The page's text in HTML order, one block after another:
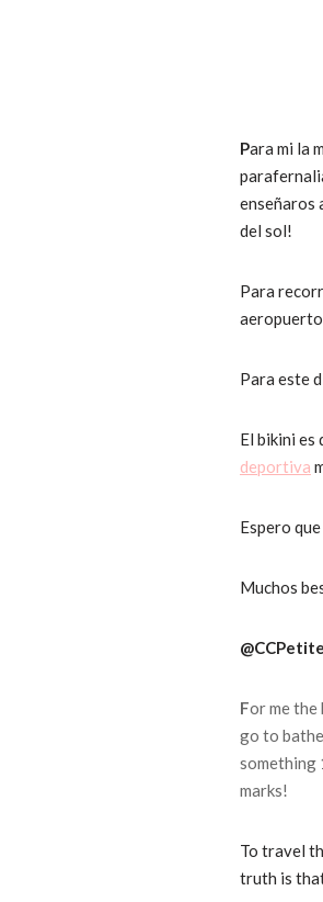
Para mi la
enseñaros
del sol!
Para
aeropuerto
Para este
El bikini es
deportiva
Espero
Muchos
For me the
go to
something
marks!
To travel
truth is